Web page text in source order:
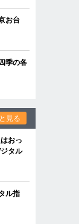
お台
季の各
見る
おっ
タル
ル指